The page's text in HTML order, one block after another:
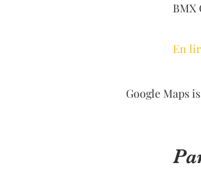
BMX
En
Google Maps